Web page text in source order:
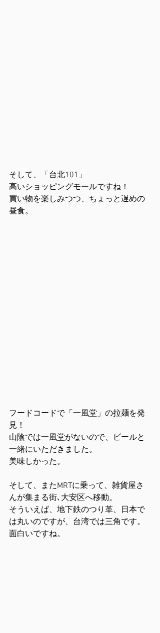
そして、「台北101」
高いショッピングモールですね！
買い物を楽しみつつ、ちょっと遅めの
昼食。
フードコードで「一風堂」の拉麺を発
見！
山陰では一風堂がないので、ビールと
一緒にいただきました。
美味しかった。
そして、またMRTに乗って、雑貨屋さ
んが集まる街､大安区へ移動。
そういえば、地下鉄のつり革、日本で
は丸いのですが、台湾では三角です。
面白いですね。